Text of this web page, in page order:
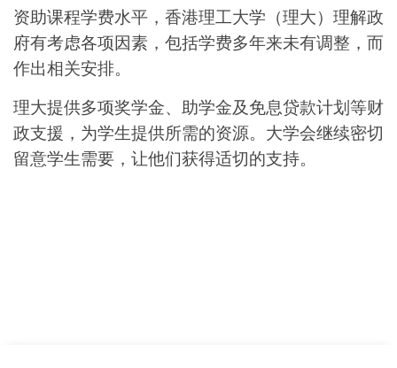
资助课程学费水平，香港理工大学（理大）理解政
府有考虑各项因素，包括学费多年来未有调整，而
作出相关安排。
理大提供多项奖学金、助学金及免息贷款计划等财
政支援，为学生提供所需的资源。大学会继续密切
留意学生需要，让他们获得适切的支持。